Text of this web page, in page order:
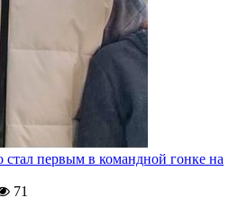
первым в командной гонке на
71